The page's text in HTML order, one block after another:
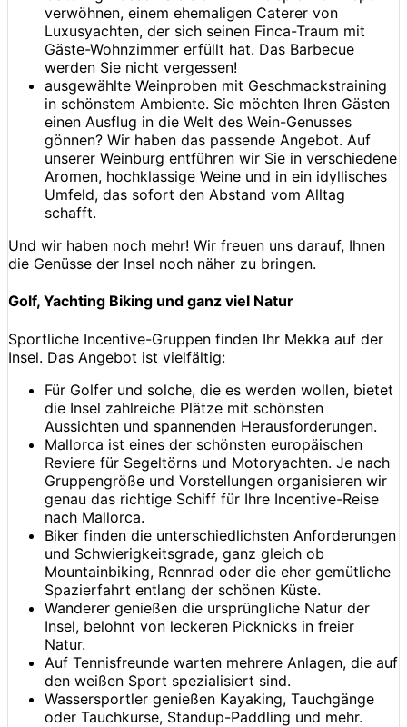
verwöhnen, einem ehemaligen Caterer von
Luxusyachten, der sich seinen Finca-Traum mit
Gäste-Wohnzimmer erfüllt hat. Das Barbecue
werden Sie nicht vergessen!
ausgewählte Weinproben mit Geschmackstraining
in schönstem Ambiente. Sie möchten Ihren Gästen
einen Ausflug in die Welt des Wein-Genusses
gönnen? Wir haben das passende Angebot. Auf
unserer Weinburg entführen wir Sie in verschiedene
Aromen, hochklassige Weine und in ein idyllisches
Umfeld, das sofort den Abstand vom Alltag
schafft.
Und wir haben noch mehr! Wir freuen uns darauf, Ihnen
die Genüsse der Insel noch näher zu bringen.
Golf, Yachting Biking und ganz viel Natur
Sportliche Incentive-Gruppen finden Ihr Mekka auf der
Insel. Das Angebot ist vielfältig:
Für Golfer und solche, die es werden wollen, bietet
die Insel zahlreiche Plätze mit schönsten
Aussichten und spannenden Herausforderungen.
Mallorca ist eines der schönsten europäischen
Reviere für Segeltörns und Motoryachten. Je nach
Gruppengröße und Vorstellungen organisieren wir
genau das richtige Schiff für Ihre Incentive-Reise
nach Mallorca.
Biker finden die unterschiedlichsten Anforderungen
und Schwierigkeitsgrade, ganz gleich ob
Mountainbiking, Rennrad oder die eher gemütliche
Spazierfahrt entlang der schönen Küste.
Wanderer genießen die ursprüngliche Natur der
Insel, belohnt von leckeren Picknicks in freier
Natur.
Auf Tennisfreunde warten mehrere Anlagen, die auf
den weißen Sport spezialisiert sind.
Wassersportler genießen Kayaking, Tauchgänge
oder Tauchkurse, Standup-Paddling und mehr.